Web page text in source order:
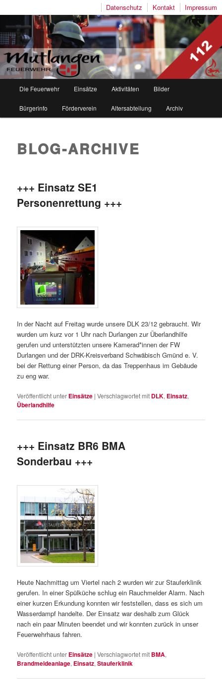
Impressum
Kontakt
Datenschutz
Freiwillige Feuerwehr Mutlangen
Zum
Inhalt
Zum
sekundären
wechseln
Die Feuerwehr Einsätze Aktivitäten Bilder
Bürgerinfo Förderverein Altersabteilung Archiv
BLOG-ARCHIVE
+++ Einsatz SE1
Personenrettung +++
In der Nacht auf Freitag wurde unsere DLK 23/12 gebraucht. Wir
wurden um kurz vor 1 Uhr nach Durlangen zur Überlandhilfe
gerufen und unterstützten unsere Kamerad*innen der FW
Durlangen und der DRK-Kreisverband Schwäbisch Gmünd e. V.
bei der Rettung einer Person, da das Treppenhaus im Gebäude
zu eng war.
Veröffentlicht unter Einsätze |Verschlagwortet mit DLK, Einsatz,
Überlandhilfe
+++ Einsatz BR6 BMA
Sonderbau +++
Heute Nachmittag um Viertel nach 2 wurden wir zur Stauferklinik
gerufen. In einer Spülküche schlug ein Rauchmelder Alarm. Nach
einer kurzen Erkundung konnten wir feststellen, dass es sich um
Wasserdampf handelte. Der Einsatz war deshalb zum Glück
nach ein paar Minuten beendet und wir konnten zurück in unser
Feuerwehrhaus fahren.
Veröffentlicht unter Einsätze |Verschlagwortet mit BMA,
Brandmeldeanlage, Einsatz,Stauferklinik